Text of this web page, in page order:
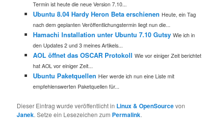
Termin ist heute die neue Version 7.10...
Ubuntu 8.04 Hardy Heron Beta erschienen Heute, ein Tag
nach dem geplanten Veröffentlichungstermin liegt nun die...
Hamachi Installation unter Ubuntu 7.10 Gutsy Wie ich in
den Updates 2 und 3 meines Artikels...
AOL öffnet das OSCAR Protokoll Wie vor einiger Zeit berichtet
hat AOL vor einiger Zeit...
Ubuntu Paketquellen Hier werde ich nun eine Liste mit
empfehlenswerten Paketquellen für...
Dieser Eintrag wurde veröffentlicht in Linux & OpenSourcevon
Janek. Setze ein Lesezeichen zum Permalink.